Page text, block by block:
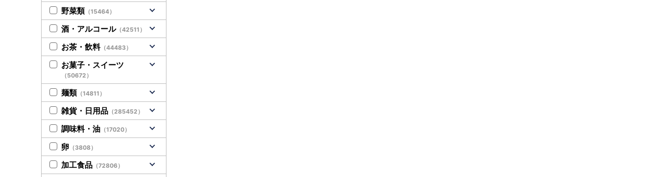
野菜類 （15464）
酒・アルコール（42511）
お茶・飲料（44483）
お菓子・スイーツ
（50672）
麺類 （14811）
雑貨・日用品 （285452）
調味料・油 （17020）
卵 （3808）
加工食品 （72806）